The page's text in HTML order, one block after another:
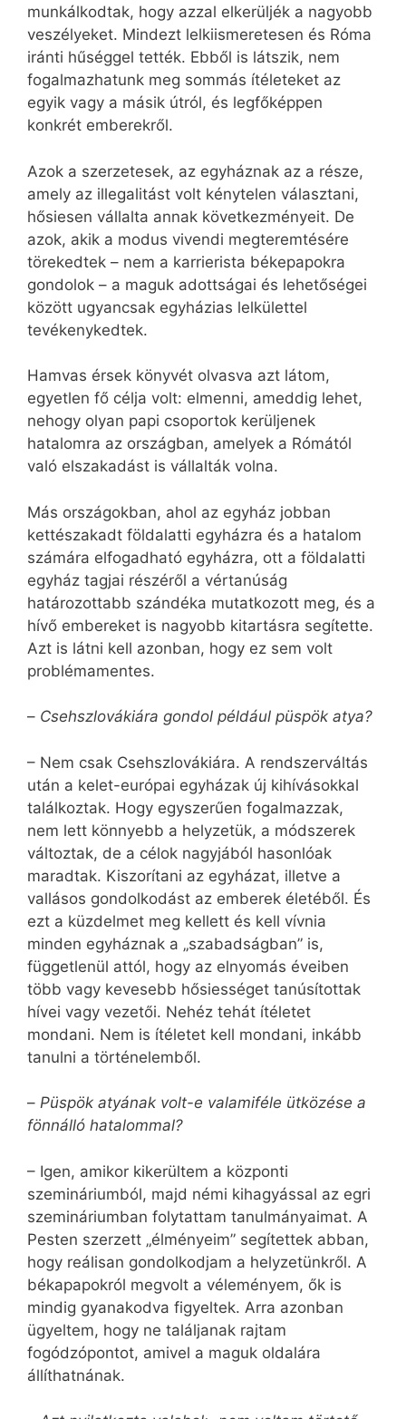
munkálkodtak, hogy azzal elkerüljék a nagyobb
veszélyeket. Mindezt lelkiismeretesen és Róma
iránti hűséggel tették. Ebből is látszik, nem
fogalmazhatunk meg sommás ítéleteket az
egyik vagy a másik útról, és legfőképpen
konkrét emberekről.
Azok a szerzetesek, az egyháznak az a része,
amely az illegalitást volt kénytelen választani,
hősiesen vállalta annak következményeit. De
azok, akik a modus vivendi megteremtésére
törekedtek – nem a karrierista békepapokra
gondolok – a maguk adottságai és lehetőségei
között ugyancsak egyházias lelkülettel
tevékenykedtek.
Hamvas érsek könyvét olvasva azt látom,
egyetlen fő célja volt: elmenni, ameddig lehet,
nehogy olyan papi csoportok kerüljenek
hatalomra az országban, amelyek a Rómától
való elszakadást is vállalták volna.
Más országokban, ahol az egyház jobban
kettészakadt földalatti egyházra és a hatalom
számára elfogadható egyházra, ott a földalatti
egyház tagjai részéről a vértanúság
határozottabb szándéka mutatkozott meg, és a
hívő embereket is nagyobb kitartásra segítette.
Azt is látni kell azonban, hogy ez sem volt
problémamentes.
– Csehszlovákiára gondol például püspök atya?
– Nem csak Csehszlovákiára. A rendszerváltás
után a kelet-európai egyházak új kihívásokkal
találkoztak. Hogy egyszerűen fogalmazzak,
nem lett könnyebb a helyzetük, a módszerek
változtak, de a célok nagyjából hasonlóak
maradtak. Kiszorítani az egyházat, illetve a
vallásos gondolkodást az emberek életéből. És
ezt a küzdelmet meg kellett és kell vívnia
minden egyháznak a „szabadságban” is,
függetlenül attól, hogy az elnyomás éveiben
több vagy kevesebb hősiességet tanúsítottak
hívei vagy vezetői. Nehéz tehát ítéletet
mondani. Nem is ítéletet kell mondani, inkább
tanulni a történelemből.
– Püspök atyának volt-e valamiféle ütközése a
fönnálló hatalommal?
– Igen, amikor kikerültem a központi
szemináriumból, majd némi kihagyással az egri
szemináriumban folytattam tanulmányaimat. A
Pesten szerzett „élményeim” segítettek abban,
hogy reálisan gondolkodjam a helyzetünkről. A
békapapokról megvolt a véleményem, ők is
mindig gyanakodva figyeltek. Arra azonban
ügyeltem, hogy ne találjanak rajtam
fogódzópontot, amivel a maguk oldalára
állíthatnának.